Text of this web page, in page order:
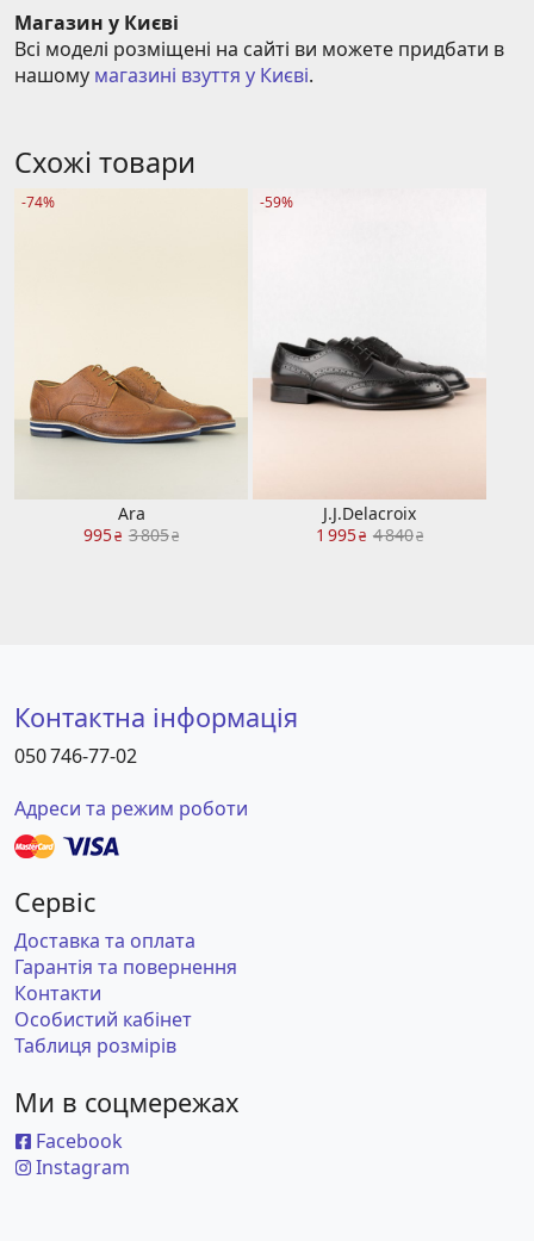
Магазин у Києві
Всі моделі розміщені на сайті ви можете придбати в
нашому магазині взуття у Києві.
Схожі товари
-74%
Ara
995₴ 3 805₴
-59%
J.J.Delacroix
1 995₴ 4 840₴
Контактна інформація
050 746-77-02
Адреси та режим роботи
Сервіс
Доставка та оплата
Гарантія та повернення
Контакти
Особистий кабінет
Таблиця розмірів
Ми в соцмережах
Facebook
Instagram